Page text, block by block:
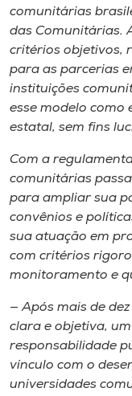
A+
A-
comunitárias
das Comunitárias.
critérios objetivos,
para as parcerias
instituições
esse modelo como
estatal, sem fins
Com a
comunitárias
para ampliar sua
convênios e
sua atuação em
com critérios
monitoramento e
— Após mais de
clara e objetiva,
responsabilidade
vínculo com o
universidades